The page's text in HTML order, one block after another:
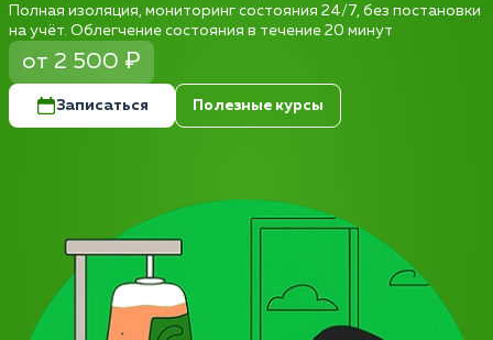
Полная изоляция, мониторинг состояния 24/7, без постановки
на учёт. Облегчение состояния в течение 20 минут
от 2 500 ₽
Записаться Полезные курсы